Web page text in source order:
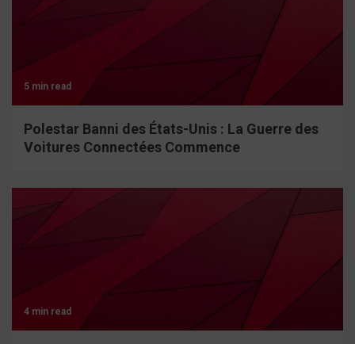
5 min read
Polestar Banni des États-Unis : La Guerre des
Voitures Connectées Commence
4 min read